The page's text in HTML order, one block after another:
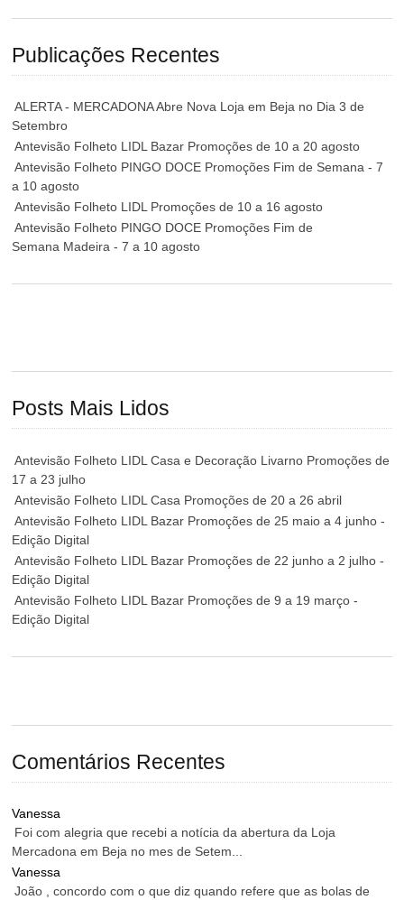
Publicações Recentes
ALERTA - MERCADONA Abre Nova Loja em Beja no Dia 3 de
Setembro
Antevisão Folheto LIDL Bazar Promoções de 10 a 20 agosto
Antevisão Folheto PINGO DOCE Promoções Fim de Semana - 7
a 10 agosto
Antevisão Folheto LIDL Promoções de 10 a 16 agosto
Antevisão Folheto PINGO DOCE Promoções Fim de
Semana Madeira - 7 a 10 agosto
Posts Mais Lidos
Antevisão Folheto LIDL Casa e Decoração Livarno Promoções de
17 a 23 julho
Antevisão Folheto LIDL Casa Promoções de 20 a 26 abril
Antevisão Folheto LIDL Bazar Promoções de 25 maio a 4 junho -
Edição Digital
Antevisão Folheto LIDL Bazar Promoções de 22 junho a 2 julho -
Edição Digital
Antevisão Folheto LIDL Bazar Promoções de 9 a 19 março -
Edição Digital
Comentários Recentes
Vanessa
Foi com alegria que recebi a notícia da abertura da Loja
Mercadona em Beja no mes de Setem...
Vanessa
João , concordo com o que diz quando refere que as bolas de